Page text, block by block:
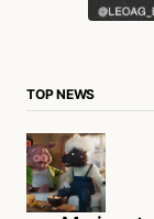
TOP NEWS